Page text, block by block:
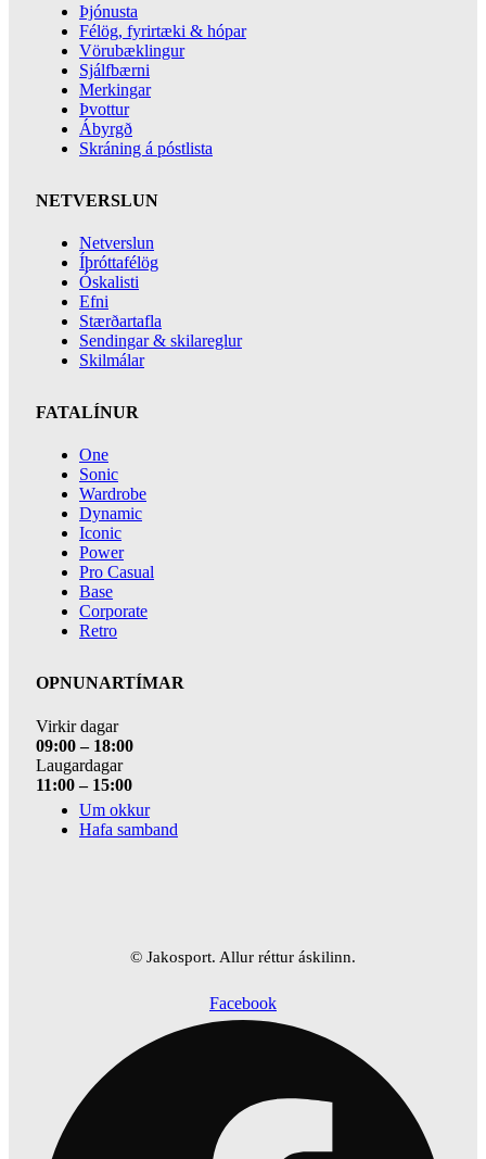
Þjónusta
Félög, fyrirtæki & hópar
Vörubæklingur
Sjálfbærni
Merkingar
Þvottur
Ábyrgð
Skráning á póstlista
NETVERSLUN
Netverslun
Íþróttafélög
Óskalisti
Efni
Stærðartafla
Sendingar & skilareglur
Skilmálar
FATALÍNUR
One
Sonic
Wardrobe
Dynamic
Iconic
Power
Pro Casual
Base
Corporate
Retro
OPNUNARTÍMAR
Virkir dagar
09:00 – 18:00
Laugardagar
11:00 – 15:00
Um okkur
Hafa samband
© Jakosport. Allur réttur áskilinn.
Facebook